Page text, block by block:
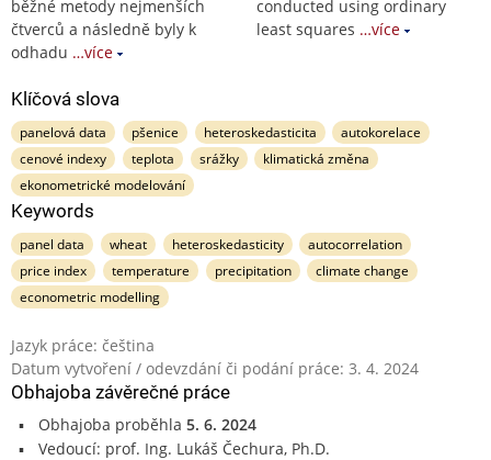
běžné metody nejmenších
čtverců a následně byly k
odhadu …více
conducted using ordinary
least squares …více
Klíčová slova
panelová data pšenice heteroskedasticita
autokorelace
cenové indexy
teplota srážky
klimatická změna
ekonometrické modelování
Keywords
panel data wheat heteroskedasticity
autocorrelation
price index
temperature precipitation
climate change
econometric modelling
Jazyk práce: čeština
Datum vytvoření / odevzdání či podání práce: 3. 4. 2024
Obhajoba závěrečné práce
Obhajoba proběhla 5. 6. 2024
Vedoucí: prof. Ing. Lukáš Čechura, Ph.D.